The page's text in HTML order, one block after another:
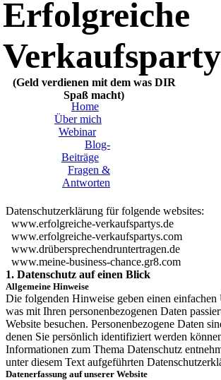
Erfolgreiche
(Geld verdienen mit dem was DIR
Spaß macht)
Home
Über mich
Webinar
Blog-
Beiträge
Fragen &
Antworten
Datenschutzerklärung für folgende websites:
www.erfolgreiche-verkaufspartys.de
www.erfolgreiche-verkaufspartys.com
www.drübersprechendruntertragen.de
www.meine-business-chance.gr8.com
1. Datenschutz auf einen Blick
Allgemeine Hinweise
Die folgenden Hinweise geben einen einfachen
was mit Ihren personenbezogenen Daten
Website besuchen. Personenbezogene Daten
denen Sie persönlich identifiziert werden
Informationen zum Thema Datenschutz
unter diesem Text aufgeführten
Datenerfassung auf unserer Website